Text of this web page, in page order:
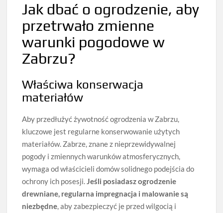
Jak dbać o ogrodzenie, aby
przetrwało zmienne
warunki pogodowe w
Zabrzu?
Właściwa konserwacja
materiałów
Aby przedłużyć żywotność ogrodzenia w Zabrzu,
kluczowe jest regularne konserwowanie użytych
materiałów. Zabrze, znane z nieprzewidywalnej
pogody i zmiennych warunków atmosferycznych,
wymaga od właścicieli domów solidnego podejścia do
ochrony ich posesji.Jeśli posiadasz ogrodzenie
drewniane, regularna impregnacja i malowanie są
niezbędne, aby zabezpieczyć je przed wilgocią i